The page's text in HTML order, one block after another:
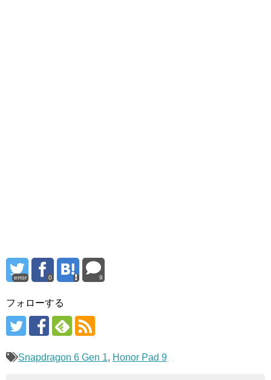
error 0 9
フォローする
Snapdragon 6 Gen 1, Honor Pad 9